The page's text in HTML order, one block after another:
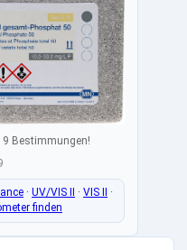
Bestimmungen!
· UV/VIS II · VIS II
·
finden